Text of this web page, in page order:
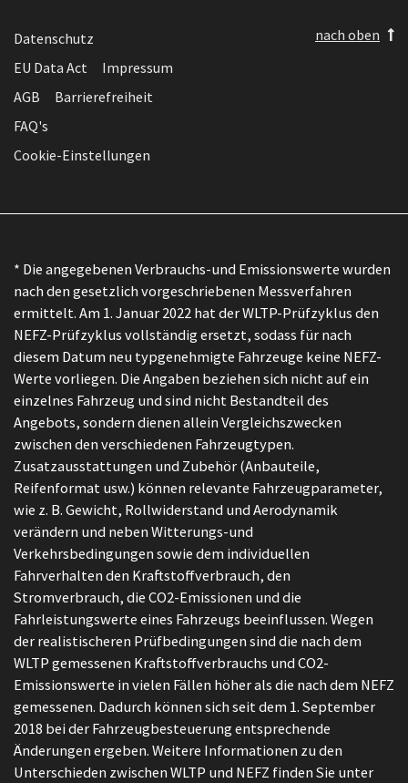
Datenschutz
EU Data Act
Impressum
AGB
Barrierefreiheit
FAQ's
Cookie-Einstellungen
nach oben
* Die angegebenen Verbrauchs-und Emissionswerte wurden
nach den gesetzlich vorgeschriebenen Messverfahren
ermittelt. Am 1. Januar 2022 hat der WLTP-Prüfzyklus den
NEFZ-Prüfzyklus vollständig ersetzt, sodass für nach
diesem Datum neu typgenehmigte Fahrzeuge keine NEFZ-
Werte vorliegen. Die Angaben beziehen sich nicht auf ein
einzelnes Fahrzeug und sind nicht Bestandteil des
Angebots, sondern dienen allein Vergleichszwecken
zwischen den verschiedenen Fahrzeugtypen.
Zusatzausstattungen und Zubehör (Anbauteile,
Reifenformat usw.) können relevante Fahrzeugparameter,
wie z. B. Gewicht, Rollwiderstand und Aerodynamik
verändern und neben Witterungs-und
Verkehrsbedingungen sowie dem individuellen
Fahrverhalten den Kraftstoffverbrauch, den
Stromverbrauch, die CO2-Emissionen und die
Fahrleistungswerte eines Fahrzeugs beeinflussen. Wegen
der realistischeren Prüfbedingungen sind die nach dem
WLTP gemessenen Kraftstoffverbrauchs und CO2-
Emissionswerte in vielen Fällen höher als die nach dem NEFZ
gemessenen. Dadurch können sich seit dem 1. September
2018 bei der Fahrzeugbesteuerung entsprechende
Änderungen ergeben. Weitere Informationen zu den
Unterschieden zwischen WLTP und NEFZ finden Sie unter